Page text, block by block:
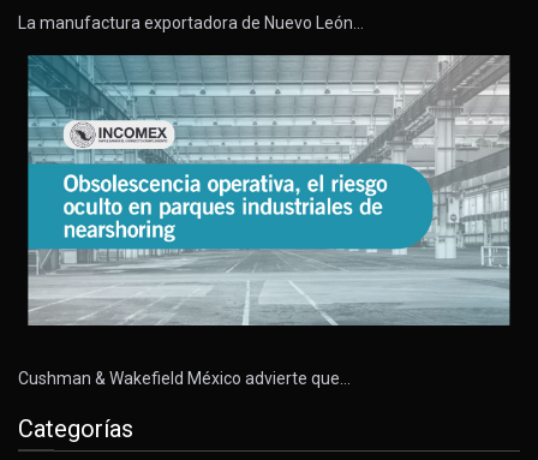
La manufactura exportadora de Nuevo León…
Cushman & Wakefield México advierte que…
Categorías